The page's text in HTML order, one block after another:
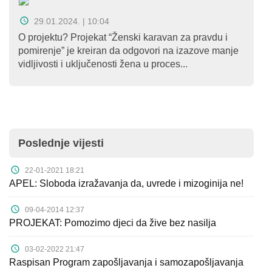
29.01.2024. | 10:04
O projektu? Projekat “Ženski karavan za pravdu i
pomirenje” je kreiran da odgovori na izazove manje
vidljivosti i uključenosti žena u proces...
Poslednje vijesti
22-01-2021 18:21
APEL: Sloboda izražavanja da, uvrede i mizoginija ne!
09-04-2014 12:37
PROJEKAT: Pomozimo djeci da žive bez nasilja
03-02-2022 21:47
Raspisan Program zapošljavanja i samozapošljavanja